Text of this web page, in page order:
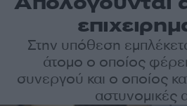
Στην υπόθεση
άτομο ο οποίος
συνεργού και ο οποίος
αστυνομικές